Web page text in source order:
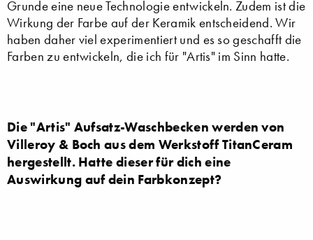
Grunde eine neue Technologie entwickeln. Zudem ist die
Wirkung der Farbe auf der Keramik entscheidend. Wir
haben daher viel experimentiert und es so geschafft die
Farben zu entwickeln, die ich für "Artis" im Sinn hatte.
Die "Artis" Aufsatz-Waschbecken werden von
Villeroy & Boch aus dem Werkstoff TitanCeram
hergestellt. Hatte dieser für dich eine
Auswirkung auf dein Farbkonzept?